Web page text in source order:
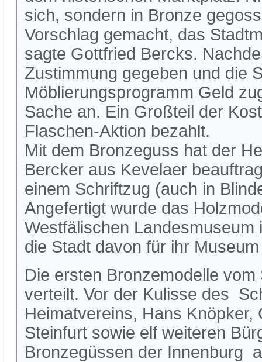
sich, sondern in Bronze
Vorschlag gemacht, das
sagte Gottfried Bercks.
Zustimmung gegeben und die
Möblierungsprogramm Geld
Sache an. Ein Großteil der
Flaschen-Aktion bezahlt.
Mit dem Bronzeguss hat der
Bercker aus Kevelaer
einem Schriftzug (auch in
Angefertigt wurde das
Westfälischen
die Stadt davon für ihr
Die ersten Bronzemodelle
verteilt. Vor der Kulisse des
Heimatvereins, Hans
Steinfurt sowie elf weiteren
Bronzegüssen der Innenburg